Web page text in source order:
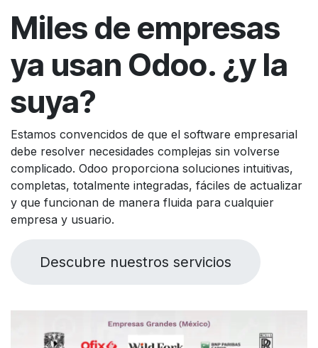
Miles de empresas
ya usan Odoo. ¿y la
suya?
Estamos convencidos de que el software empresarial
debe resolver necesidades complejas sin volverse
complicado. Odoo proporciona soluciones intuitivas,
completas, totalmente integradas, fáciles de actualizar
y que funcionan de manera fluida para cualquier
empresa y usuario.
Descubre nuestros servicios